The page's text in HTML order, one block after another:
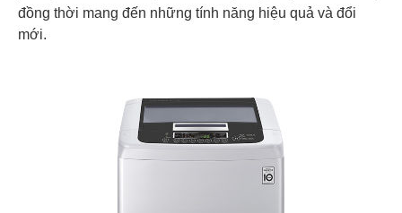
đồng thời mang đến những tính năng hiệu quả và đổi
mới.